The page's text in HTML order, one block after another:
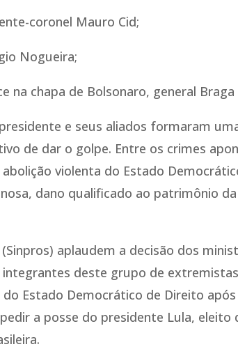
coronel Mauro Cid;
Nogueira;
na chapa de Bolsonaro, general
e seus aliados formaram
de dar o golpe. Entre os crimes
violenta do Estado
dano qualificado ao patrimônio
aplaudem a decisão dos
deste grupo de
Estado Democrático de Direito
a posse do presidente Lula, eleito